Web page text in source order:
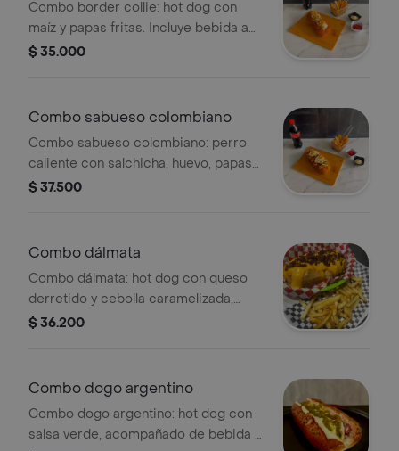
Combo border collie: hot dog con
maíz y papas fritas. Incluye bebida a
elegir.
$ 35.000
Combo sabueso colombiano
Combo sabueso colombiano: perro
caliente con salchicha, huevo, papas
fritas y bebida a elegir.
$ 37.500
Combo dálmata
Combo dálmata: hot dog con queso
derretido y cebolla caramelizada,
acompañado de papas fritas y bebida
$ 36.200
Combo dogo argentino
Combo dogo argentino: hot dog con
salsa verde, acompañado de bebida y